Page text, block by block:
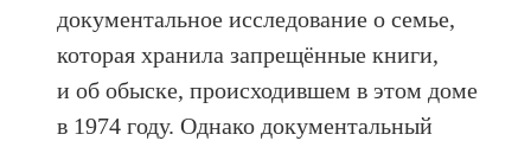
документальное исследование о семье,
которая хранила запрещённые книги,
и об обыске, происходившем в этом доме
в 1974 году. Однако документальный